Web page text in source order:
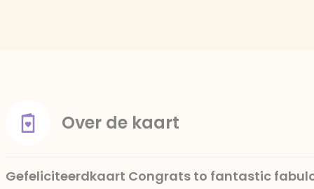
Over de kaart
Gefeliciteerdkaart Congrats to fantastic